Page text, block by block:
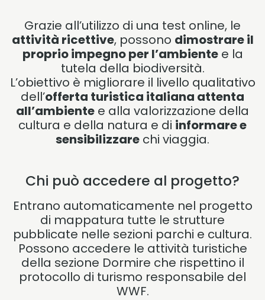
Grazie all’utilizzo di una test online, le
attività ricettive, possono dimostrare il
proprio impegno per l’ambientee la
tutela della biodiversità.
L’obiettivo è migliorare il livello qualitativo
dell’offerta turistica italiana attenta
all’ambiente e alla valorizzazione della
cultura e della natura e di informare e
sensibilizzare chi viaggia.
Chi può accedere al progetto?
Entrano automaticamente nel progetto
di mappatura tutte le strutture
pubblicate nelle sezioni parchi e cultura.
Possono accedere le attività turistiche
della sezione Dormire che rispettino il
protocollo di turismo responsabile del
WWF.